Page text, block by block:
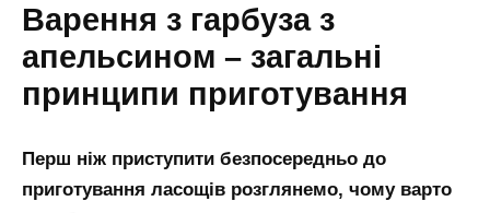
Варення з гарбуза з
апельсином – загальні
принципи приготування
Перш ніж приступити безпосередньо до
приготування ласощів розглянемо, чому варто